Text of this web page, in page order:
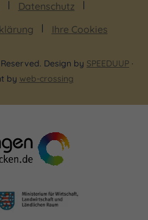
Datenschutz
Ihre Cookies
Design by SPEEDUUP ·
by web-crossing